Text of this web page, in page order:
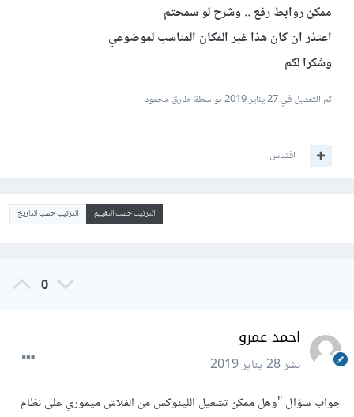
ممكن روابط رفع .. وشرح لو سمحتم
اعتذر ان كان هذا غير المكان المناسب لموضوعي
وشكرا لكم
تم التعديل في27 يناير 2019 بواسطة طارق محمود
اقتباس
الترتيب حسب التقييم الترتيب حسب التاريخ
0
احمد عمرو
نشر28 يناير 2019
جواب سؤال "وهل ممكن تشعيل اللينوكس من الفلاش ميموري على نظام